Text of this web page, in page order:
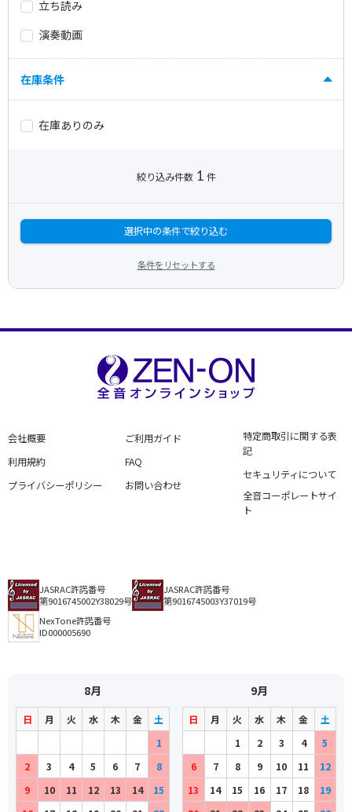
立ち読み
演奏動画
在庫条件
在庫ありのみ
絞り込み件数 1 件
選択中の条件で絞り込む
条件をリセットする
会社概要
利用規約
プライバシーポリシー
ご利用ガイド
FAQ
お問い合わせ
特定商取引に関する表
記
セキュリティについて
全音コーポレートサイ
ト
JASRAC許諾番号
第9016745002Y38029号
JASRAC許諾番号
第9016745003Y37019号
NexTone許諾番号
ID000005690
8月
日 月 火 水 木 金
土
1
2
3 4 5 6 7
8
9
10 11 12 13 14
15
9月
日 月 火 水 木 金
土
1
2 3 4
5
6
7 8 9 10 11
12
13
14 15 16 17 18
19